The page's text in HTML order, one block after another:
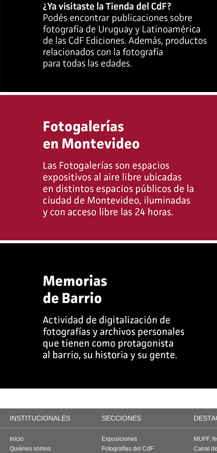
INSTITUCIONALES SECCIONES
Inicio
Quiénes somos
Exposiciones
Fotografías del CdF
MUFF,
Canal